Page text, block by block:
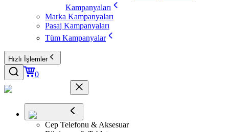
Kampanyaları
Marka Kampanyaları
Pasaj Kampanyaları
Tüm Kampanyalar
Hızlı İşlemler
0
Cep Telefonu & Aksesuar